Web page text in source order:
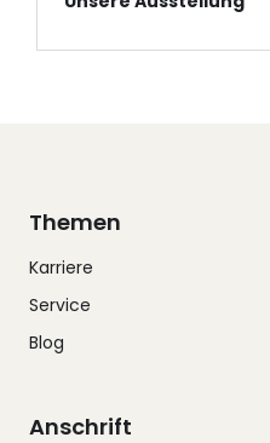
Themen
Karriere
Service
Blog
Anschrift